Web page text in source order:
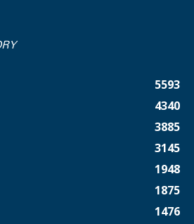
5593
4340
3885
3145
1948
1875
1476